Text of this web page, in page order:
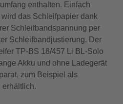
enthalten. Einfach
das Schleifpapier dank
Schleifbandspannung per
Schleifbandjustierung. Der
TP-BS 18/457 Li BL-Solo
Akku und ohne Ladegerät
zum Beispiel als
erhältlich.